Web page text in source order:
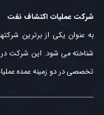
شرکت عملیات اکتشاف نفت
به عنوان یکی از برترین
تخصصی در دو زمینه عمده